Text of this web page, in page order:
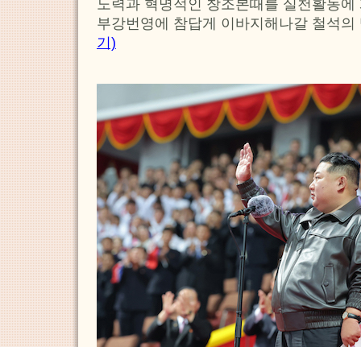
노력과 혁명적인 창조본때를 실천활동
부강번영에 참답게 이바지해나갈 철석
기)